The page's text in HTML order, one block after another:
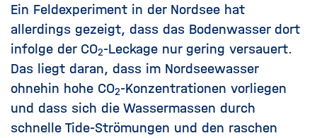
Ein Feldexperiment in der Nordsee hat
allerdings gezeigt, dass das Bodenwasser dort
infolge der CO2-Leckage nur gering versauert.
Das liegt daran, dass im Nordseewasser
ohnehin hohe CO2-Konzentrationen vorliegen
und dass sich die Wassermassen durch
schnelle Tide-Strömungen und den raschen